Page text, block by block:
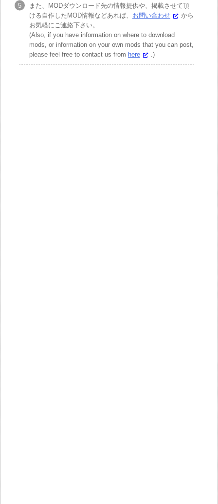
また、MODダウンロード先の情報提供や、掲載させて頂
ける自作したMOD情報などあれば、 お問い合わせ
から
お気軽にご連絡下さい。
(Also, if you have information on where to download
mods, or information on your own mods that you can post,
please feel free to contact us from here .)